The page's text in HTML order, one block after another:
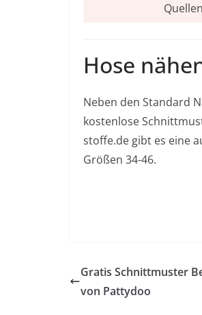
Hose
Neben den Standard
kostenlose
stoffe.de gibt es eine
Größen 34-46.
Gratis Schnittmuster
von Pattydoo